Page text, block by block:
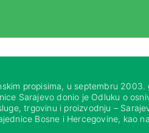
propisima, u septembru
Sarajevo donio je Odluku o
trgovinu i proizvodnju –
Bosne i Hercegovine, kao